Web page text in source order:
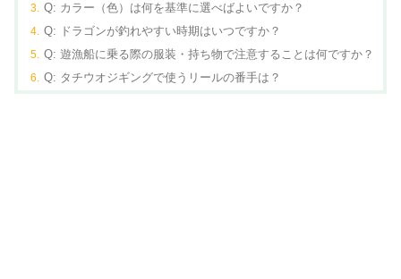
Q: カラー（色）は何を基準に選べばよいですか？
Q: ドラゴンが釣れやすい時期はいつですか？
Q: 遊漁船に乗る際の服装・持ち物で注意することは何ですか？
Q: タチウオジギングで使うリールの番手は？